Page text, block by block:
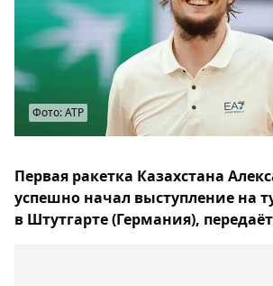
Фото: ATP
Первая ракетка Казахстана
успешно начал выступление на
в Штутгарте (Германия),